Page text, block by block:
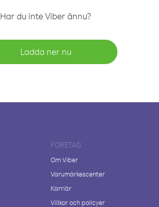
Har du inte Viber ännu?
Ladda ner nu
FÖRETAG
Om Viber
Varumärkescenter
Karriär
Villkor och policyer